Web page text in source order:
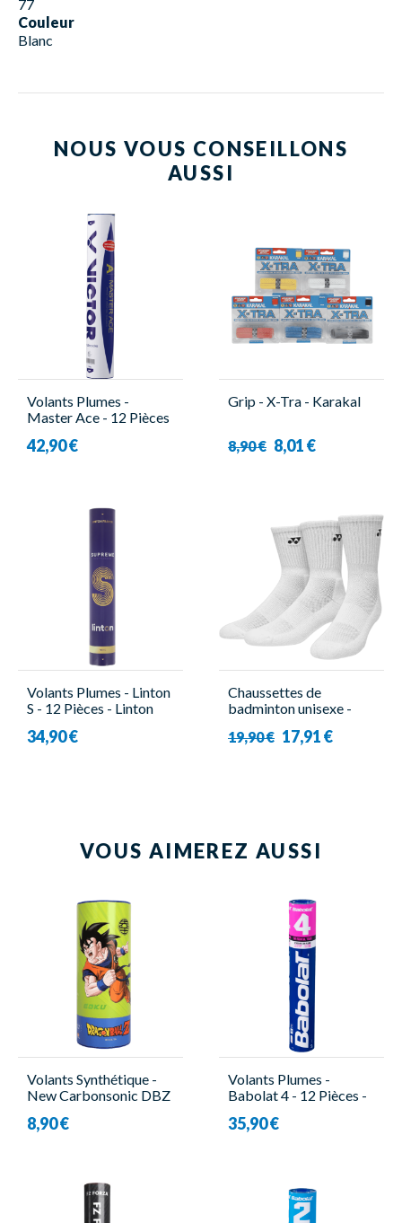
77
Couleur
Blanc
NOUS VOUS CONSEILLONS
AUSSI
Volants Plumes -
Master Ace - 12 Pièces
42,90 €
Grip - X-Tra - Karakal
8,90 € 8,01 €
Volants Plumes - Linton
S - 12 Pièces - Linton
34,90 €
Chaussettes de
badminton unisexe -
19,90 € 17,91 €
VOUS AIMEREZ AUSSI
Volants Synthétique -
New Carbonsonic DBZ
8,90 €
Volants Plumes -
Babolat 4 - 12 Pièces -
35,90 €